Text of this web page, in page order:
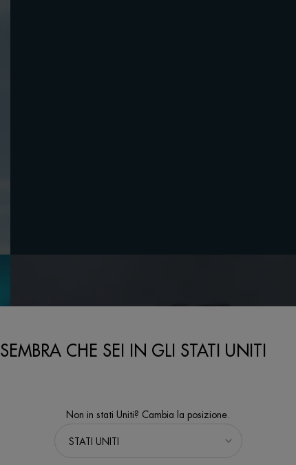
SEMBRA CHE SEI IN GLI STATI UNITI
Non in stati Uniti? Cambia la posizione.